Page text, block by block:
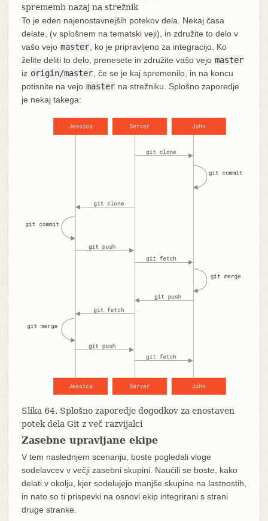
sprememb nazaj na strežnik
To je eden najenostavnejših potekov dela. Nekaj časa
delate, (v splošnem na tematski veji), in združite to delo v
vašo vejo master , ko je pripravljeno za integracijo. Ko
želite deliti to delo, prenesete in združite vašo vejo master
iz origin/master , če se je kaj spremenilo, in na koncu
potisnite na vejo master na strežniku. Splošno zaporedje
je nekaj takega:
Slika 64. Splošno zaporedje dogodkov za enostaven
potek dela Git z več razvijalci
Zasebne upravljane ekipe
V tem naslednjem scenariju, boste pogledali vloge
sodelavcev v večji zasebni skupini. Naučili se boste, kako
delati v okolju, kjer sodelujejo manjše skupine na lastnostih,
in nato so ti prispevki na osnovi ekip integrirani s strani
druge stranke.